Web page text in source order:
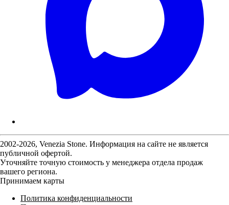
2002-2026, Venezia Stone. Информация на сайте не является
публичной офертой.
Уточняйте точную стоимость у менеджера отдела продаж
вашего региона.
Принимаем карты
Политика конфиденциальности